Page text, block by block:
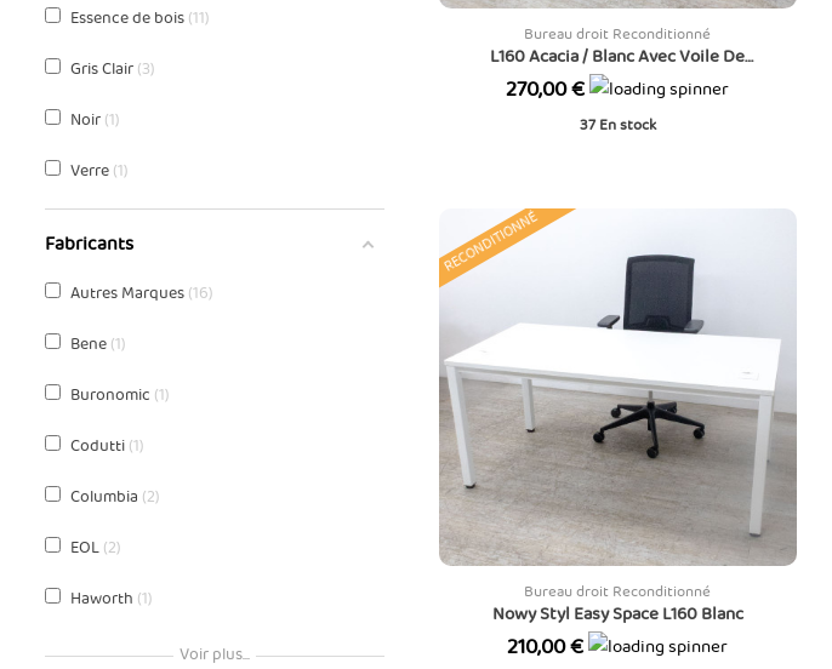
Essence de bois 11
Gris Clair 3
Noir 1
Verre 1
Fabricants
Autres Marques 16
Bene 1
Buronomic 1
Codutti 1
Columbia 2
EOL 2
Haworth 1
Ikea 1
Voir plus...
Bureau droit Reconditionné
L160 Acacia / Blanc Avec Voile De
Courtoisie
Prix
270,00 €
37En stock
RECONDITIONNÉ
Bureau droit Reconditionné
Nowy Styl Easy Space L160 Blanc
Prix
210,00 €